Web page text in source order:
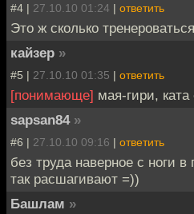
#4 | 27.10.10 01:24 | ответить
Это ж сколько
кайзер »
#5 | 27.10.10 01:35 | ответить
[понимающе] мая-гири,
sapsan84 »
#6 | 27.10.10 09:16 | ответить
без труда наверное с ноги в
так расшагивают =))
Башлам »